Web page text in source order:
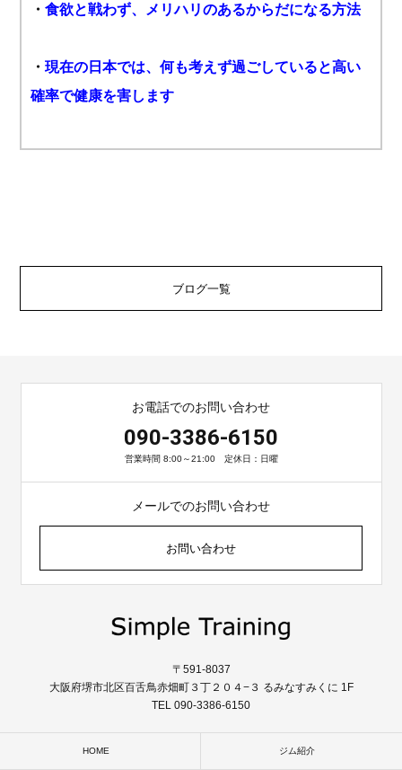
・食欲と戦わず、メリハリのあるからだになる方法
・現在の日本では、何も考えず過ごしていると高い
確率で健康を害します
ブログ一覧
お電話でのお問い合わせ
090-3386-6150
営業時間 8:00～21:00 定休日：日曜
メールでのお問い合わせ
お問い合わせ
〒591-8037
大阪府堺市北区百舌鳥赤畑町３丁２０４−３ るみなすみくに 1F
TEL 090-3386-6150
HOME ジム紹介